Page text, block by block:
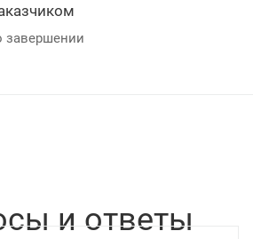
завершении
и ответы